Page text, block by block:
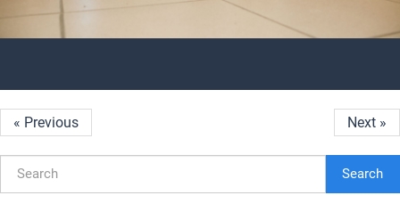
« Previous Next »
Search